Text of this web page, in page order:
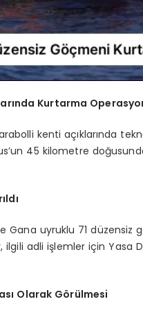
Kurtarma
kenti açıklarında
45 kilometre
Gana uyruklu 71
adli işlemler için Yasa
Olarak Görülmesi